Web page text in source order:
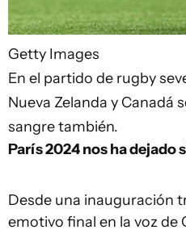
Getty Images
En el partido de rugby
Nueva Zelanda y Canadá
sangre también.
París 2024 nos ha dejado
Desde una inauguración
emotivo final en la voz de